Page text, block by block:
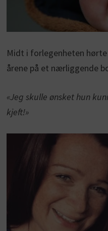
Midt i forlegenheten
årene på et nærliggende
«Jeg skulle ønsket hun
kjeft!»